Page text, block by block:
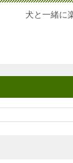
犬と一緒に